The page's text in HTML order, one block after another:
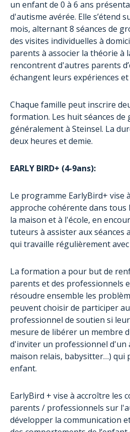
un enfant de 0 à 6 ans
d'autisme avérée. Elle s’étend
mois, alternant 8 séances de
des visites individuelles à
parents à associer la théorie à
rencontrent d'autres parents
échangent leurs expériences
Chaque famille peut inscrire
formation. Les huit séances
généralement à Steinsel. La
deux heures et demie.
EARLY BIRD+ (4-9ans):
Le programme EarlyBird+ vise
approche cohérente dans tous
la maison et à l'école, en
tuteurs à assister aux séances
qui travaille régulièrement
La formation a pour but de
parents et des professionnels
résoudre ensemble les
peuvent choisir de participer
professionnel de soutien si
mesure de libérer un membre
d'inviter un professionnel d'un
maison relais, babysitter…) qui
enfant.
EarlyBird + vise à accroître les
parents / professionnels sur
développer la communication